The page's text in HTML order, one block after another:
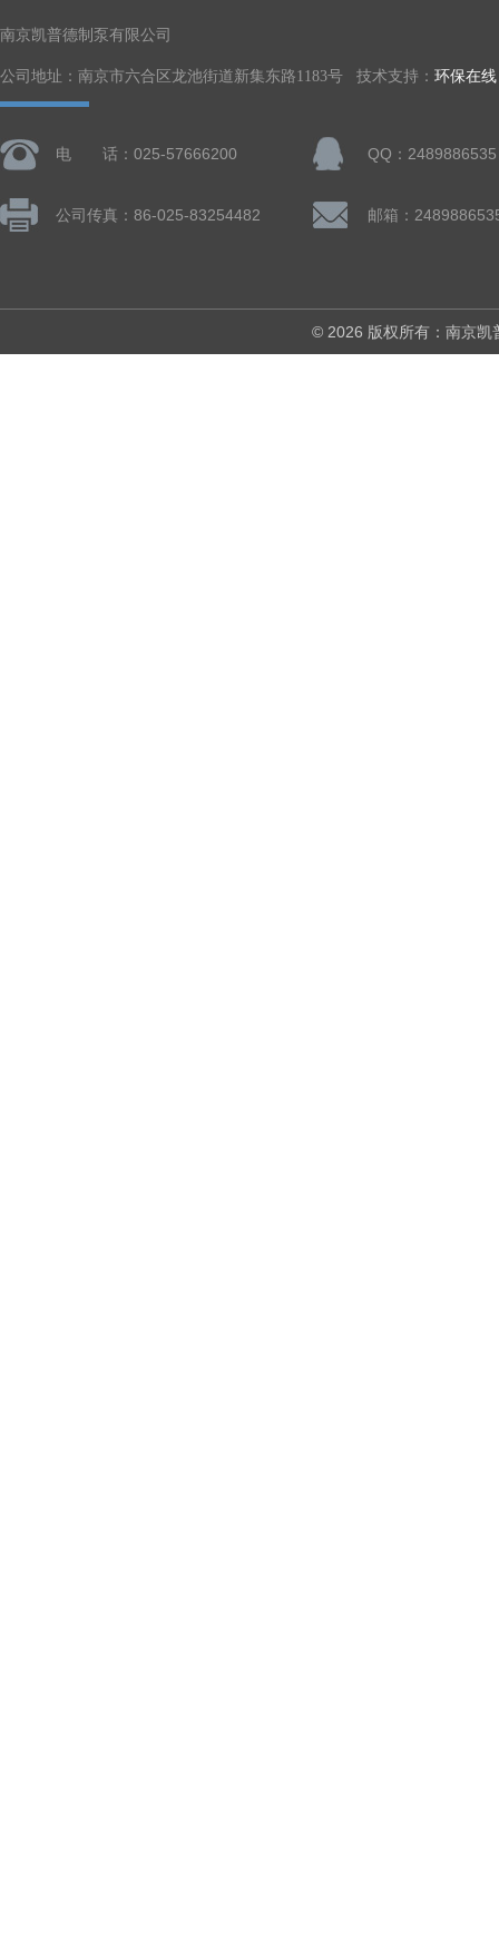
南京凯普德制泵有限公司
公司地址：南京市六合区龙池街道新集东路1183号 技术支持： 环保在线
电 话：025-57666200 QQ：2489886535
公司传真：86-025-83254482 邮箱：
© 2026 版权所有：南京